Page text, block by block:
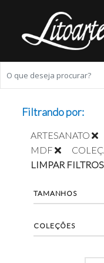
Filtrando por:
ARTESANATO
MDF
LIMPAR FILTROS
TAMANHOS
COLEÇÕES